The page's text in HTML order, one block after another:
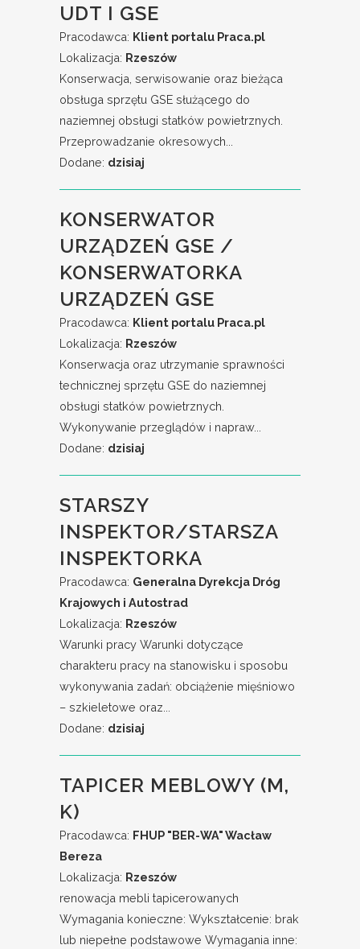
UDT I GSE
Pracodawca: Klient portalu Praca.pl
Lokalizacja: Rzeszów
Konserwacja, serwisowanie oraz bieżąca
obsługa sprzętu GSE służącego do
naziemnej obsługi statków powietrznych.
Przeprowadzanie okresowych...
Dodane: dzisiaj
KONSERWATOR
URZĄDZEŃ GSE /
KONSERWATORKA
URZĄDZEŃ GSE
Pracodawca: Klient portalu Praca.pl
Lokalizacja: Rzeszów
Konserwacja oraz utrzymanie sprawności
technicznej sprzętu GSE do naziemnej
obsługi statków powietrznych.
Wykonywanie przeglądów i napraw...
Dodane: dzisiaj
STARSZY
INSPEKTOR/STARSZA
INSPEKTORKA
Pracodawca: Generalna Dyrekcja Dróg
Krajowych i Autostrad
Lokalizacja: Rzeszów
Warunki pracy Warunki dotyczące
charakteru pracy na stanowisku i sposobu
wykonywania zadań: obciążenie mięśniowo
– szkieletowe oraz...
Dodane: dzisiaj
TAPICER MEBLOWY (M,
K)
Pracodawca: FHUP "BER-WA" Wacław
Bereza
Lokalizacja: Rzeszów
renowacja mebli tapicerowanych
Wymagania konieczne: Wykształcenie: brak
lub niepełne podstawowe Wymagania inne: